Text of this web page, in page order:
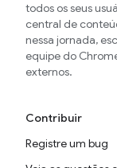
todos os seus
central de
nessa jornada,
equipe do
externos.
Contribuir
Registre um bug